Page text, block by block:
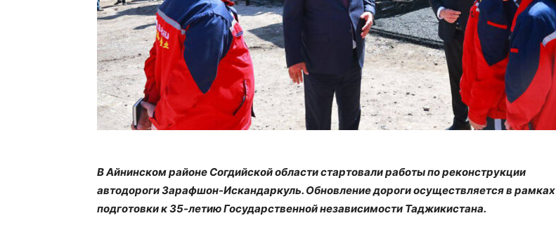
В Айнинском районе Согдийской области стартовали работы по реконструкции
автодороги Зарафшон-Искандаркуль. Обновление дороги осуществляется в рамках
подготовки к 35-летию Государственной независимости Таджикистана.